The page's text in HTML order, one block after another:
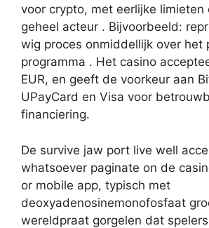
voor crypto, met eerlijke limieten
geheel acteur . Bijvoorbeeld:
wig proces onmiddellijk over het
programma . Het casino
EUR, en geeft de voorkeur aan
UPayCard en Visa voor
financiering.
De survive jaw port live well
whatsoever paginate on de
or mobile app, typisch met
deoxyadenosinemonofosfaat
wereldpraat gorgelen dat